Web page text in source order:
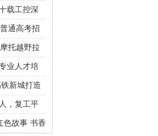
载工控深
通高考招
托越野拉
中心盛大
业人才培
新城打造
，复工平
色故事 书香